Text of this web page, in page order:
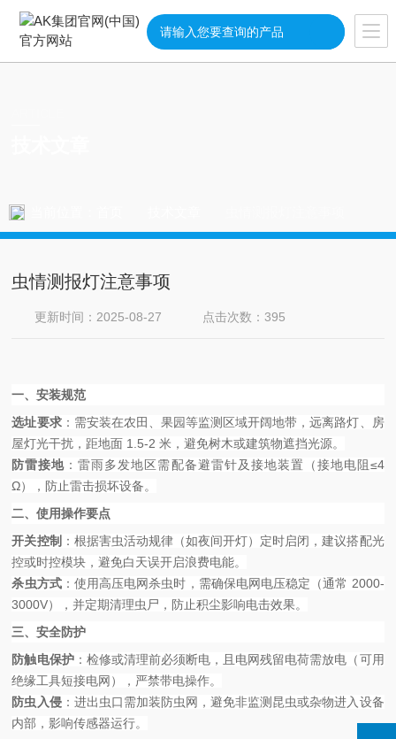
虫情测报灯注意事项
更新时间：2025-08-27 点击次数：395
一、安装规范
选址要求：需安装在农田、果园等监测区域开阔地带，远离路灯、房
屋灯光干扰，距地面 1.5-2 米，避免树木或建筑物遮挡光源。
防雷接地 ：雷雨多发地区需配备避雷针及接地装置（接地电阻≤4
Ω），防止雷击损坏设备。
二、使用操作要点
开关控制 ：根据害虫活动规律（如夜间开灯）定时启闭，建议搭配光
控或时控模块，避免白天误开启浪费电能。
杀虫方式：使用高压电网杀虫时，需确保电网电压稳定（通常 2000-
3000V），并定期清理虫尸，防止积尘影响电击效果。
三、安全防护
防触电保护：检修或清理前必须断电，且电网残留电荷需放电（可用
绝缘工具短接电网），严禁带电操作。
防虫入侵：进出虫口需加装防虫网，避免非监测昆虫或杂物进入设备
内部，影响传感器运行。